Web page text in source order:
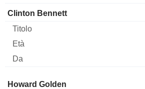
Clinton Bennett
Amministratore Titolo
Howard Golden